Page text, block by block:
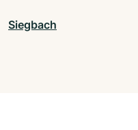
Siegbach